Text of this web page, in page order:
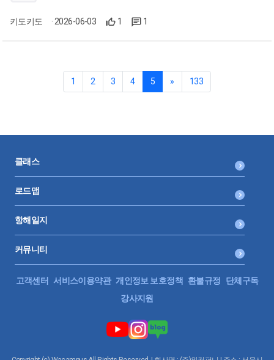
어 냉난방기 교체하는데 1천만원이 들었고, 운반비 500 설치비
할때, 물건값 그 자체에다 운반비나 설치비 같은 각종 부대비용
을 전부 포함한 1,800을 에어컨 가격으로 잡고 있거든요 이게
키도키도 · 2026-06-03 1 1
1 2 3 4 5 » 133
클래스
로드맵
항해일지
커뮤니티
고객센터 서비스이용약관 개인정보 보호정책 환불규정
단체구독
강사지원